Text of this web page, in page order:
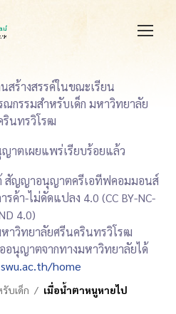
สร้างสรรค์ในขณะเรียน
กรรมสำหรับเด็ก มหาวิทยาลัย
รินทรวิโรฒ
าตเผยแพร่เรียบร้อยแล้ว
สัญญาอนุญาตครีเอทีฟคอมมอนส์
ค้า-ไม่ดัดแปลง 4.0 (CC BY-NC-
4.0)
าวิทยาลัยศรีนครินทรวิโรฒ
อนุญาตจากทางมหาวิทยาลัยได้
home
บเด็ก เมื่อน้ำตาหนูหายไป